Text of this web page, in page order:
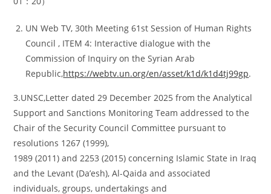
UN Web TV, 30th Meeting 61st Session of Human Rights
Council , ITEM 4: Interactive dialogue with the
Commission of Inquiry on the Syrian Arab
Republic,https://webtv.un.org/en/asset/k1d/k1d4tj99gp.
3.UNSC,Letter dated 29 December 2025 from the Analytical
Support and Sanctions Monitoring Team addressed to the
Chair of the Security Council Committee pursuant to
resolutions 1267 (1999),
1989 (2011) and 2253 (2015) concerning Islamic State in Iraq
and the Levant (Da’esh), Al-Qaida and associated
individuals, groups, undertakings and